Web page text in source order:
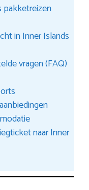
pakketreizen
in Inner Islands
vragen (FAQ)
naar Inner